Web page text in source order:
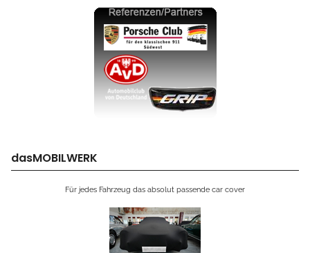
dasMOBILWERK
Für jedes Fahrzeug das absolut passende car cover